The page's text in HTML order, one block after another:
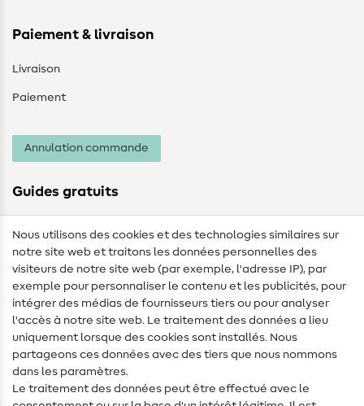
Paiement & livraison
Livraison
Paiement
Annulation commande
Guides gratuits
Lexique de couture
Tutos de couture
Aide & contact
Contact
Changement de propriétaire
Nous utilisons des cookies et des technologies similaires sur
notre site web et traitons les données personnelles des
visiteurs de notre site web (par exemple, l'adresse IP), par
exemple pour personnaliser le contenu et les publicités, pour
intégrer des médias de fournisseurs tiers ou pour analyser
l'accès à notre site web. Le traitement des données a lieu
uniquement lorsque des cookies sont installés. Nous
partageons ces données avec des tiers que nous nommons
dans les paramètres.
Le traitement des données peut être effectué avec le